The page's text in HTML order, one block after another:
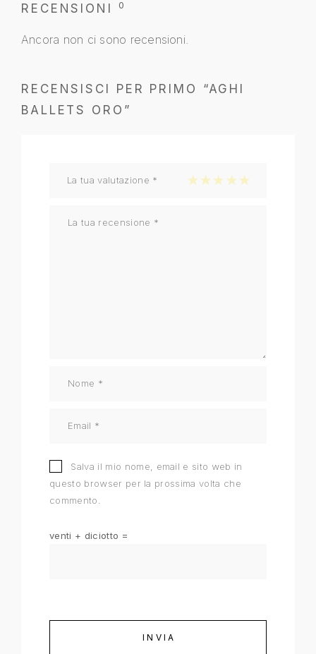
RECENSIONI 0
Ancora non ci sono recensioni.
RECENSISCI PER PRIMO “AGHI
BALLETS ORO”
La tua valutazione * 1 stella su 5
2 stelle su 5
3 stelle su 5
4 stelle su 5
Salva il mio nome, email e sito web in
questo browser per la prossima volta che
commento.
venti + diciotto =